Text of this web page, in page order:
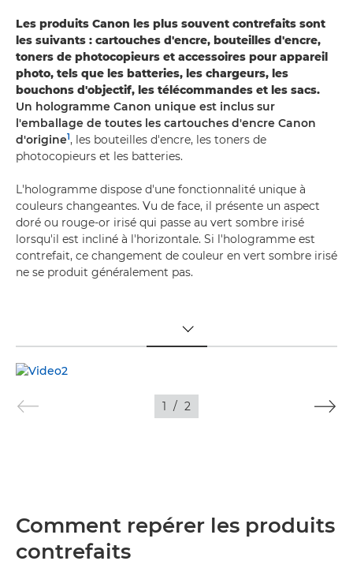
Les produits Canon les plus souvent contrefaits sont
les suivants : cartouches d'encre, bouteilles d'encre,
toners de photocopieurs et accessoires pour appareil
photo, tels que les batteries, les chargeurs, les
bouchons d'objectif, les télécommandes et les sacs.
Un hologramme Canon unique est inclus sur
l'emballage de toutes les cartouches d'encre Canon
d'origine1, les bouteilles d'encre, les toners de
photocopieurs et les batteries.
L'hologramme dispose d'une fonctionnalité unique à
couleurs changeantes. Vu de face, il présente un aspect
doré ou rouge-or irisé qui passe au vert sombre irisé
lorsqu'il est incliné à l'horizontale. Si l'hologramme est
contrefait, ce changement de couleur en vert sombre irisé
ne se produit généralement pas.
TOGGLE MENU
1 / 2
Comment repérer les produits
contrefaits